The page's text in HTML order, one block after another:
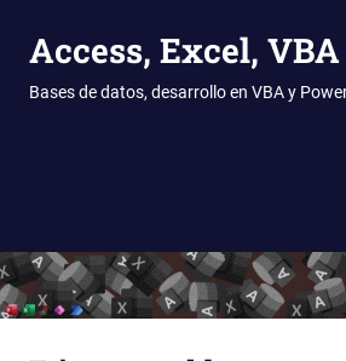
Saltar
al
contenido
Access, Excel,
Bases de datos, desarrollo en VBA y